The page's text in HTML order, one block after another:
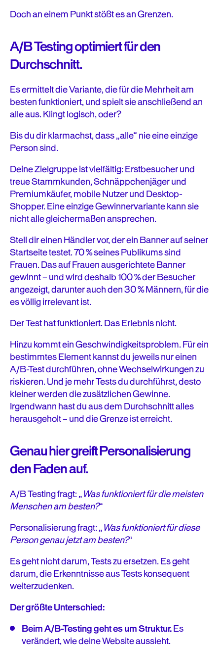
Doch an einem Punkt stößt es an Grenzen.
A/B Testing optimiert für den
Durchschnitt.
Es ermittelt die Variante, die für die Mehrheit am
besten funktioniert, und spielt sie anschließend an
alle aus. Klingt logisch, oder?
Bis du dir klarmachst, dass „alle“ nie eine einzige
Person sind.
Deine Zielgruppe ist vielfältig: Erstbesucher und
treue Stammkunden, Schnäppchenjäger und
Premiumkäufer, mobile Nutzer und Desktop-
Shopper. Eine einzige Gewinnervariante kann sie
nicht alle gleichermaßen ansprechen.
Stell dir einen Händler vor, der ein Banner auf seiner
Startseite testet. 70 % seines Publikums sind
Frauen. Das auf Frauen ausgerichtete Banner
gewinnt – und wird deshalb 100 % der Besucher
angezeigt, darunter auch den 30 % Männern, für die
es völlig irrelevant ist.
Der Test hat funktioniert. Das Erlebnis nicht.
Hinzu kommt ein Geschwindigkeitsproblem. Für ein
bestimmtes Element kannst du jeweils nur einen
A/B-Test durchführen, ohne Wechselwirkungen zu
riskieren. Und je mehr Tests du durchführst, desto
kleiner werden die zusätzlichen Gewinne.
Irgendwann hast du aus dem Durchschnitt alles
herausgeholt – und die Grenze ist erreicht.
Genau hier greift Personalisierung
den Faden auf.
A/B Testing fragt: „Was funktioniert für die meisten
Menschen am besten?“
Personalisierung fragt: „Was funktioniert für diese
Person genau jetzt am besten?“
Es geht nicht darum, Tests zu ersetzen. Es geht
darum, die Erkenntnisse aus Tests konsequent
weiterzudenken.
Der größte Unterschied:
Beim A/B-Testing geht es um Struktur.Es
verändert, wie deine Website aussieht.